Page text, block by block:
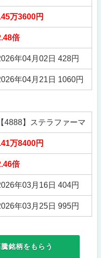
万3600円
倍
年04月02日 428円
年04月21日 1060円
【4888】ステラファーマ
万8400円
倍
年03月16日 404円
年03月25日 995円
銘柄をもらう